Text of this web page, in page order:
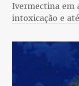
Ivermectina em
intoxicação e